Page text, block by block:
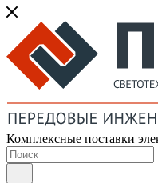
Комплексные поставки